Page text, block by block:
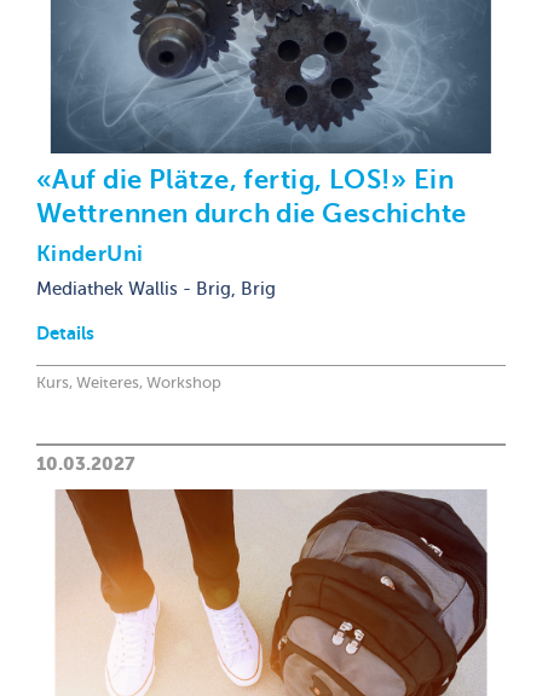
«Auf die Plätze, fertig, LOS!» Ein
Wettrennen durch die Geschichte
KinderUni
Mediathek Wallis - Brig, Brig
Details
Kurs, Weiteres, Workshop
10.03.2027